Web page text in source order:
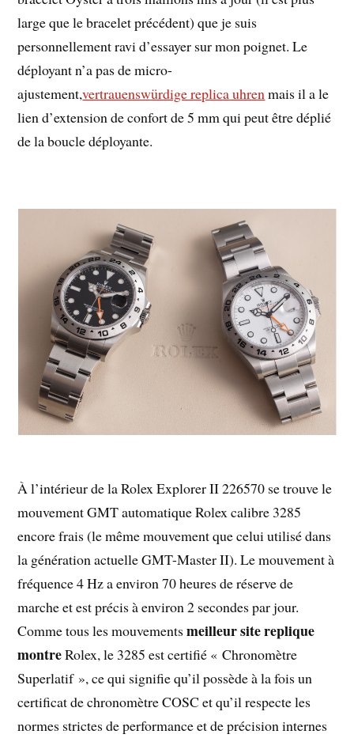
large que le bracelet précédent) que je suis
personnellement ravi d’essayer sur mon poignet. Le
déployant n’a pas de micro-
ajustement,vertrauenswürdige replica uhrenmais il a le
lien d’extension de confort de 5 mm qui peut être déplié
de la boucle déployante.
À l’intérieur de la Rolex Explorer II 226570 se trouve le
mouvement GMT automatique Rolex calibre 3285
encore frais (le même mouvement que celui utilisé dans
la génération actuelle GMT-Master II). Le mouvement à
fréquence 4 Hz a environ 70 heures de réserve de
marche et est précis à environ 2 secondes par jour.
Comme tous les mouvementsmeilleur site replique
montreRolex, le 3285 est certifié « Chronomètre
Superlatif », ce qui signifie qu’il possède à la fois un
certificat de chronomètre COSC et qu’il respecte les
normes strictes de performance et de précision internes